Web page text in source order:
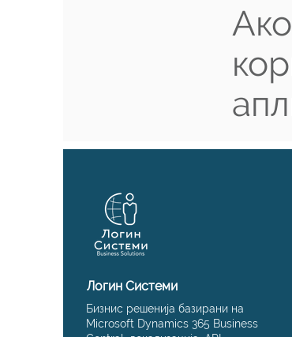
Логин Системи
Бизнис решенија базирани на
Microsoft Dynamics 365 Business